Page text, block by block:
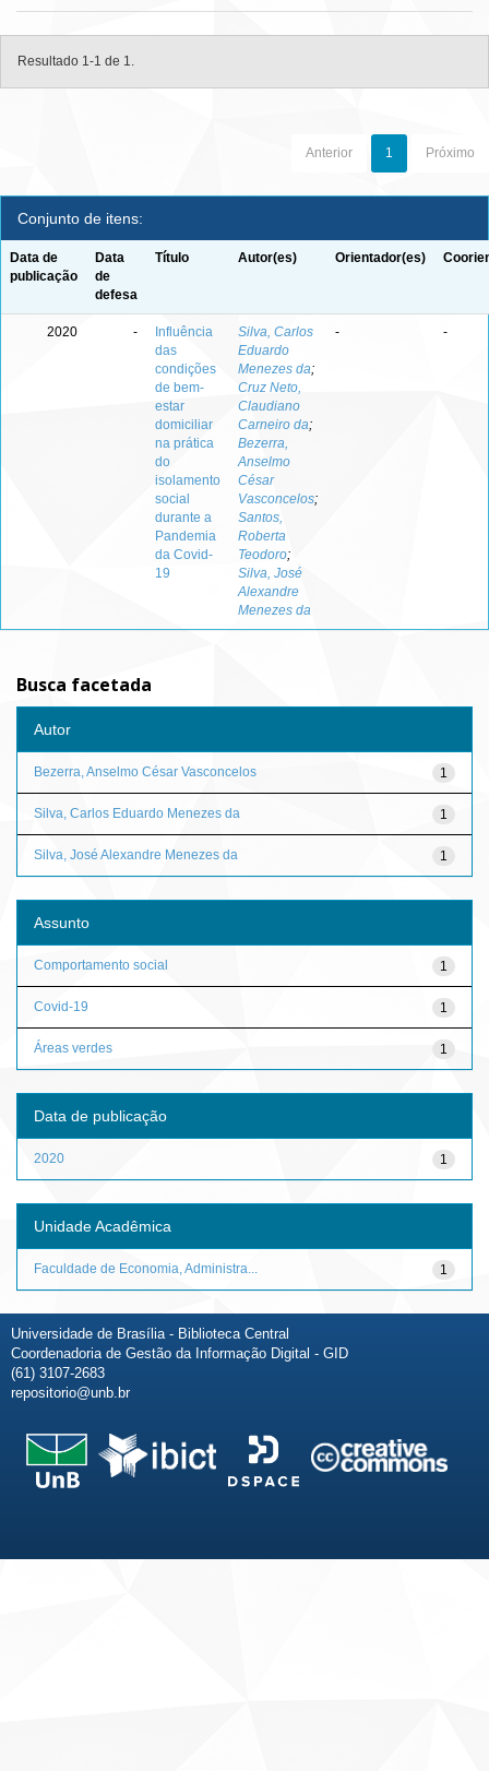
Resultado 1-1 de 1.
Anterior 1 Próximo
Conjunto de itens:
Data de
publicação
Data
de
defesa
Título Autor(es) Orientador(es)
2020 -
Influência
das
condições
de bem-
estar
domiciliar
na prática
do
isolamento
social
durante a
Pandemia
da Covid-
19
Silva, Carlos
Eduardo
Menezes da;
Cruz Neto,
Claudiano
Carneiro da;
Bezerra,
Anselmo
César
Vasconcelos;
Santos,
Roberta
Teodoro;
Silva, José
Alexandre
Menezes da
- -
Busca facetada
Autor
1
Bezerra, Anselmo César Vasconcelos
1
Silva, Carlos Eduardo Menezes da
1
Silva, José Alexandre Menezes da
Assunto
1
Comportamento social
1
Covid-19
1
Áreas verdes
Data de publicação
1
2020
Unidade Acadêmica
1
Faculdade de Economia, Administra...
Universidade de Brasília - Biblioteca Central
Coordenadoria de Gestão da Informação Digital - GID
(61) 3107-2683
repositorio@unb.br